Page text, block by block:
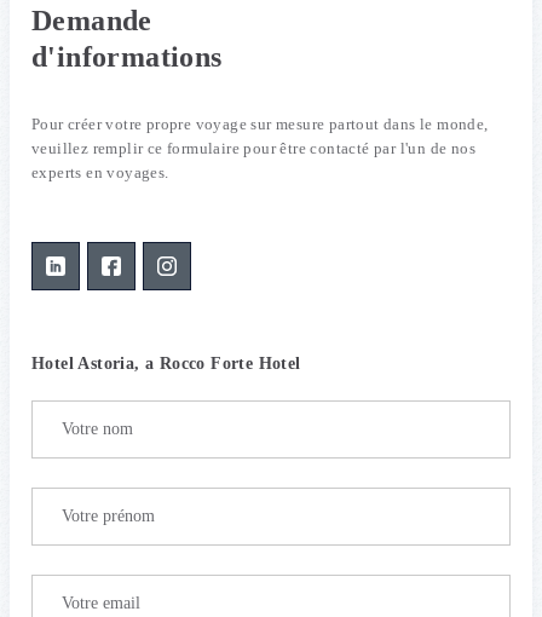
Demande
d'informations
Pour créer votre propre voyage sur mesure partout dans le monde,
veuillez remplir ce formulaire pour être contacté par l'un de nos
experts en voyages.
Hotel Astoria, a Rocco Forte Hotel